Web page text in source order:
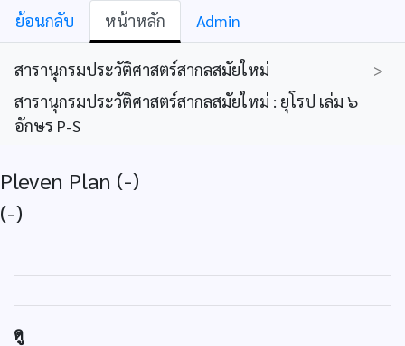
ย้อนกลับ หน้าหลัก Admin
สารานุกรมประวัติศาสตร์สากลสมัยใหม่
>
สารานุกรมประวัติศาสตร์สากลสมัยใหม่ : ยุโรป เล่ม ๖
อักษร P-S
Pleven Plan (-)
(-)
ดู